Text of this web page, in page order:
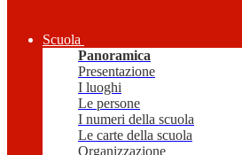
Scuola
Panoramica
Presentazione
I luoghi
Le persone
I numeri della scuola
Le carte della scuola
Organizzazione